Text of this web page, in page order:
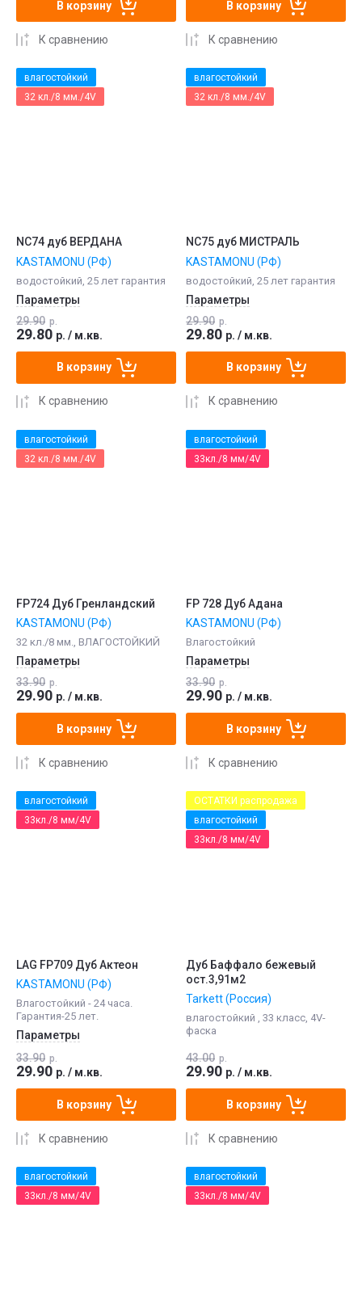
В корзину
К сравнению
В корзину
К сравнению
влагостойкий
32 кл./8 мм./4V
NC74 дуб ВЕРДАНА
KASTAMONU (РФ)
водостойкий, 25 лет гарантия
Параметры
29.90 р.
29.80 р. / м.кв.
В корзину
К сравнению
влагостойкий
32 кл./8 мм./4V
NC75 дуб МИСТРАЛЬ
KASTAMONU (РФ)
водостойкий, 25 лет гарантия
Параметры
29.90 р.
29.80 р. / м.кв.
В корзину
К сравнению
влагостойкий
32 кл./8 мм./4V
FP724 Дуб Гренландский
KASTAMONU (РФ)
32 кл./8 мм., ВЛАГОСТОЙКИЙ
Параметры
33.90 р.
29.90 р. / м.кв.
В корзину
К сравнению
влагостойкий
33кл./8 мм/4V
FP 728 Дуб Адана
KASTAMONU (РФ)
Влагостойкий
Параметры
33.90 р.
29.90 р. / м.кв.
В корзину
К сравнению
влагостойкий
33кл./8 мм/4V
LAG FP709 Дуб Актеон
KASTAMONU (РФ)
Влагостойкий - 24 часа.
Гарантия-25 лет.
Параметры
33.90 р.
29.90 р. / м.кв.
В корзину
К сравнению
ОСТАТКИ распродажа
влагостойкий
33кл./8 мм/4V
Дуб Баффало бежевый
ост.3,91м2
Tarkett (Россия)
влагостойкий , 33 класс, 4V-
фаска
43.00 р.
29.90 р. / м.кв.
В корзину
К сравнению
влагостойкий
33кл./8 мм/4V
влагостойкий
33кл./8 мм/4V